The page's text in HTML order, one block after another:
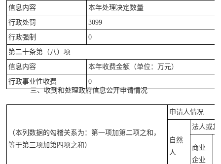
信息内容
本年处理决定数量
行政处罚
3099
行政强制
0
第二十条第（八）项
信息内容
本年收费金额（单位：万元）
行政事业性收费
0
三、收到和处理政府信息公开申请情况
（本列数据的勾稽关系为：第一项加第二项之和，
等于第三项加第四项之和）
申请人情况
自然
人
法人或
商业
企业